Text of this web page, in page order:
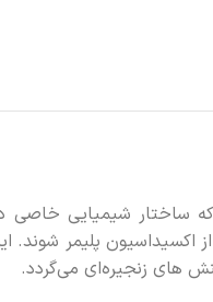
ساختار شیمیایی خاصی
اکسیداسیون پلیمر شوند.
های زنجیره‌ای می‌گردد.